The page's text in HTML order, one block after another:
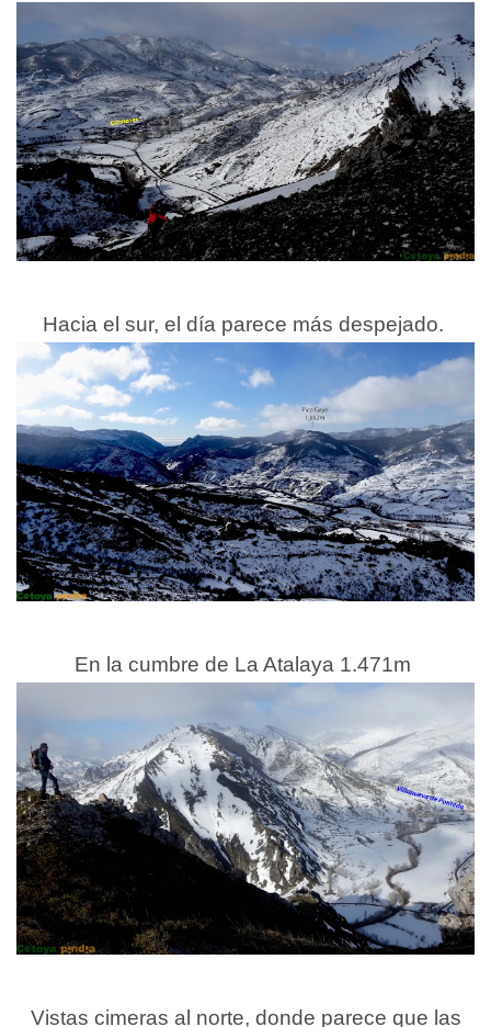
Hacia el sur, el día parece más despejado.
En la cumbre de La Atalaya 1.471m
Vistas cimeras al norte, donde parece que las